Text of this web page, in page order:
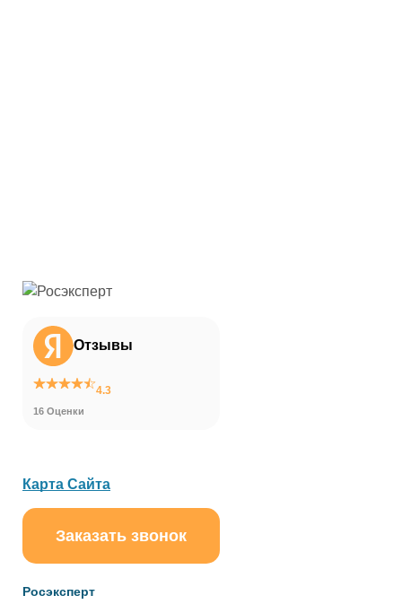
Отзывы
4.3
16 Оценки
Росэксперт
Карта Сайта
Заказать звонок
online